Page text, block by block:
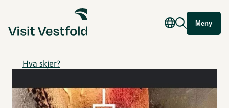
Meny
Hva skjer?